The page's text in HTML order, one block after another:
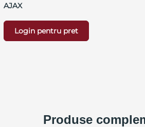
AJAX
Login pentru pret
Produse